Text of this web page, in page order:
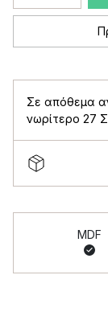
Σε απόθεμα
νωρίτερο 27
MDF